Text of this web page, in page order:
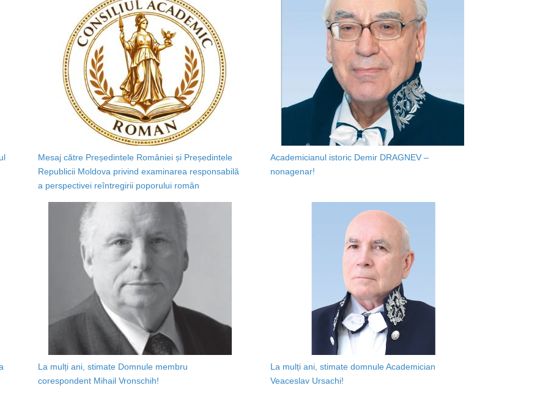
Mesaj către Președintele României și Președintele
Republicii Moldova privind examinarea responsabilă
a perspectivei reîntregirii poporului român
Academicianul istoric Demir DRAGNEV –
nonagenar!
La mulți ani, stimate Domnule membru
corespondent Mihail Vronschih!
La mulți ani, stimate domnule Academician
Veaceslav Ursachi!